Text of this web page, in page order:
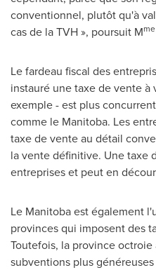
conventionnel, plutôt qu'à
cas de la TVH », poursuit Mme
Le fardeau fiscal des
instauré une taxe de vente à
exemple - est plus
comme le Manitoba. Les
taxe de vente au détail
la vente définitive. Une taxe
entreprises et peut en
Le Manitobaest également
provinces qui imposent des
Toutefois, la province
subventions plus